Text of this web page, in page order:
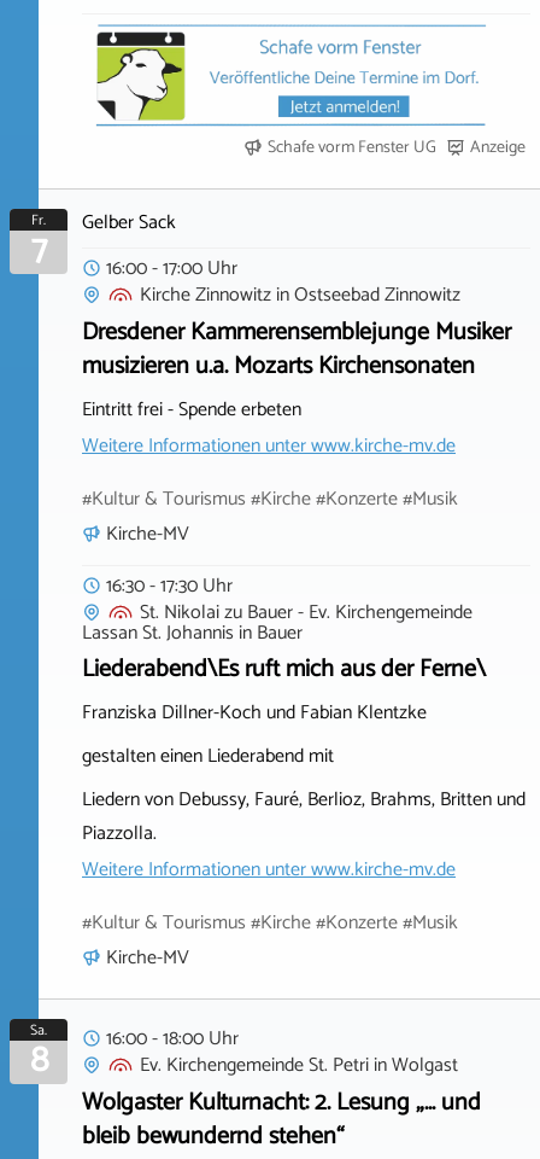
Schafe vorm Fenster UG Anzeige
Fr.
7
Gelber Sack
16:00 - 17:00 Uhr
Kirche ZinnowitzinOstseebad Zinnowitz
Dresdener Kammerensemblejunge Musiker
musizieren u.a. Mozarts Kirchensonaten
Eintritt frei - Spende erbeten
Weitere Informationen unterwww.kirche-mv.de
#Kultur & Tourismus #Kirche #Konzerte #Musik
Kirche-MV
16:30 - 17:30 Uhr
St. Nikolai zu Bauer - Ev. Kirchengemeinde
Lassan St. Johannis inBauer
Liederabend\Es ruft mich aus der Ferne\
Franziska Dillner-Koch und Fabian Klentzke
gestalten einen Liederabend mit
Liedern von Debussy, Fauré, Berlioz, Brahms, Britten und
Piazzolla.
Weitere Informationen unterwww.kirche-mv.de
#Kultur & Tourismus #Kirche #Konzerte #Musik
Kirche-MV
Sa.
8
16:00 - 18:00 Uhr
Ev. Kirchengemeinde St. PetriinWolgast
Wolgaster Kulturnacht: 2. Lesung „… und
bleib bewundernd stehen“